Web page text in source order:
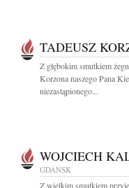
TADEUSZ
Z głębokim smutkiem
Korzona naszego Pana
niezastąpionego...
WOJCIECH
GDAŃSK
Z wielkim smutkiem